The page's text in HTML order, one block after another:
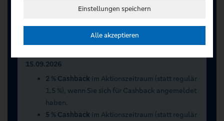
Volksbanken Raiffeisenbanken vorbehalten.
15.09.2026
2 % Cashback im Aktionszeitraum (statt regulär
1,5 %), wenn Sie sich für Cashback angemeldet
haben.
5 % Cashback im Aktionszeitraum (statt regulär
Einstellungen speichern
Alle akzeptieren